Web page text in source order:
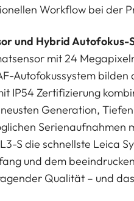
Workflow bei der
und Hybrid Autofokus-
mit 24
Autofokussystem
IP54 Zertifizierung
Generation,
Serienaufnahmen
S die schnellste Leica
und dem
Qualität – und